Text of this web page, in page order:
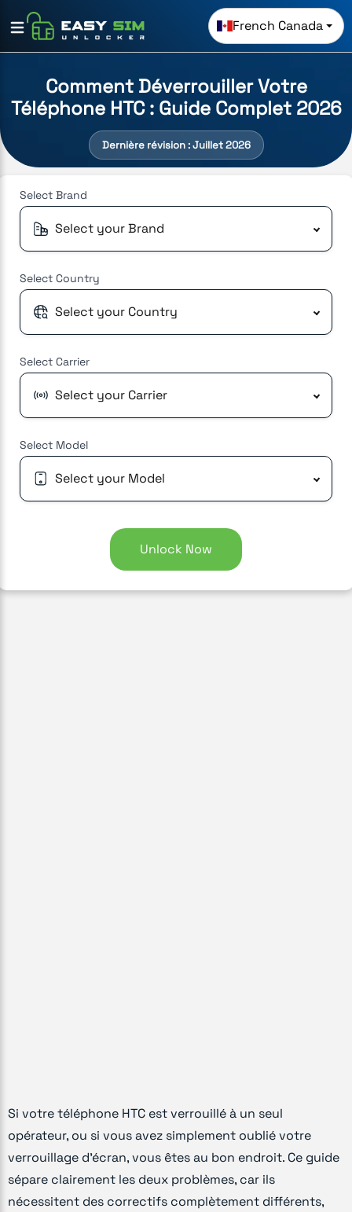
French Canada
Comment Déverrouiller Votre
Téléphone HTC : Guide Complet 2026
Dernière révision : Juillet 2026
Select Brand
Select your Brand
Select Country
Select your Country
Select Carrier
Select your Carrier
Select Model
Select your Model
Unlock Now
Si votre téléphone HTC est verrouillé à un seul
opérateur, ou si vous avez simplement oublié votre
verrouillage d'écran, vous êtes au bon endroit. Ce guide
sépare clairement les deux problèmes, car ils
nécessitent des correctifs complètement différents,